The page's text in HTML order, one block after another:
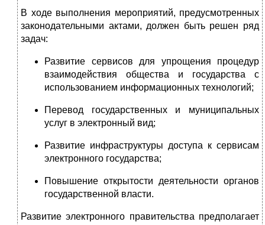
В ходе выполнения мероприятий, предусмотренных
законодательными актами, должен быть решен ряд
задач:
Развитие сервисов для упрощения процедур
взаимодействия общества и государства с
использованием информационных технологий;
Перевод государственных и муниципальных
услуг в электронный вид;
Развитие инфраструктуры доступа к сервисам
электронного государства;
Повышение открытости деятельности органов
государственной власти.
Развитие электронного правительства предполагает